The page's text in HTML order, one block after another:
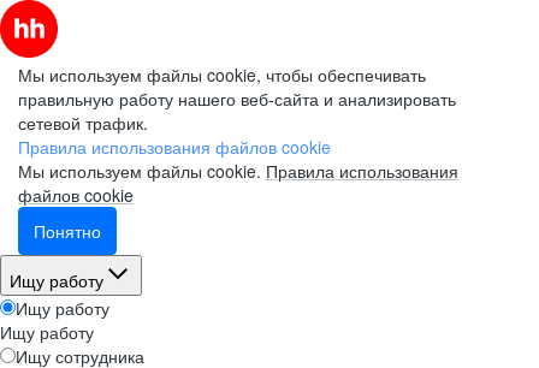
Мы используем файлы cookie, чтобы обеспечивать
правильную работу нашего веб-сайта и анализировать
сетевой трафик.
Правила использования файлов cookie
Мы используем файлы cookie. Правила использования
файлов cookie
Понятно
Ищу работу
Ищу работу
Ищу работу
Ищу сотрудника